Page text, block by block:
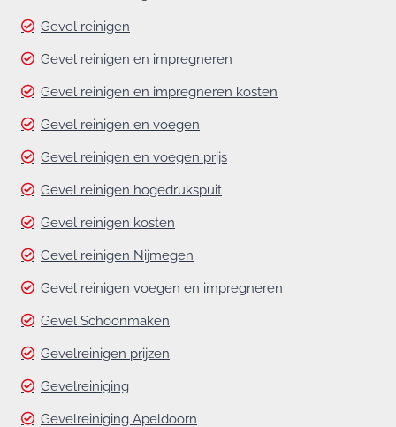
Gevel reinigen
Gevel reinigen en impregneren
Gevel reinigen en impregneren kosten
Gevel reinigen en voegen
Gevel reinigen en voegen prijs
Gevel reinigen hogedrukspuit
Gevel reinigen kosten
Gevel reinigen Nijmegen
Gevel reinigen voegen en impregneren
Gevel Schoonmaken
Gevelreinigen prijzen
Gevelreiniging
Gevelreiniging Apeldoorn